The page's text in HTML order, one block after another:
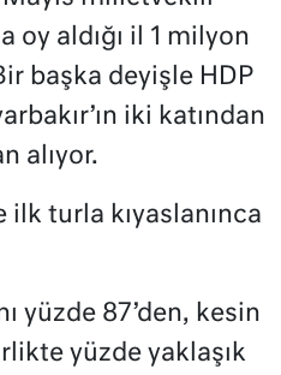
oy aldığı il 1 milyon
başka deyişle HDP
iki katından
alıyor.
turla kıyaslanınca
yüzde 87’den, kesin
yüzde yaklaşık